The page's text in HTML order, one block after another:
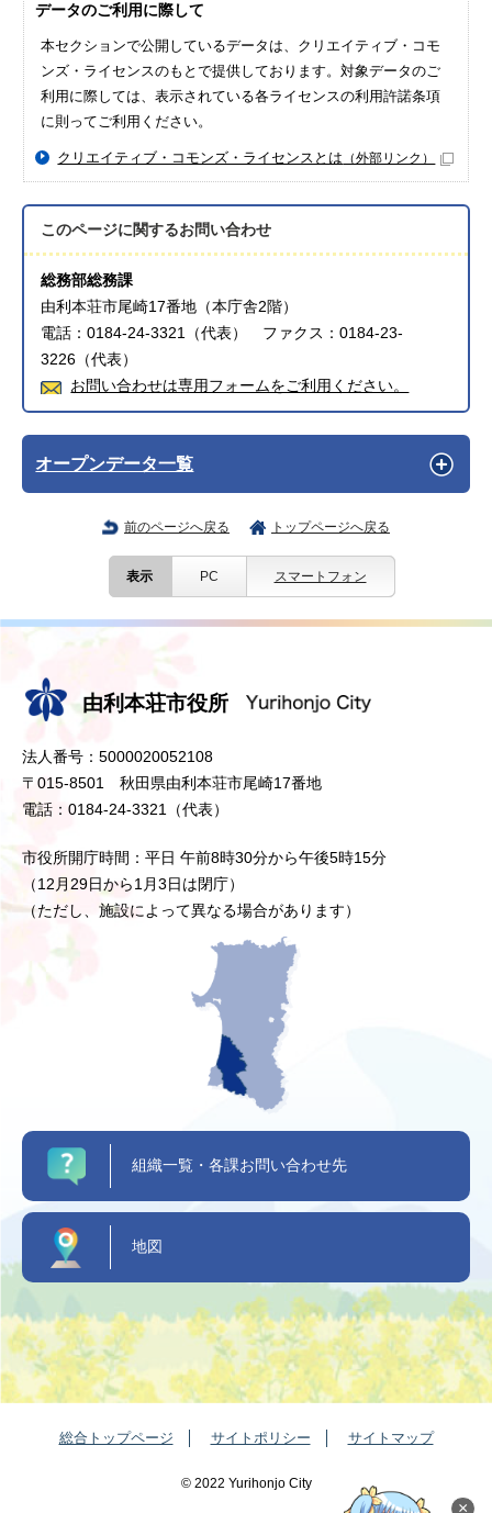
データのご利用に際して
本セクションで公開しているデータは、クリエイティブ・コモ
ンズ・ライセンスのもとで提供しております。対象データのご
利用に際しては、表示されている各ライセンスの利用許諾条項
に則ってご利用ください。
クリエイティブ・コモンズ・ライセンスとは （外部リンク）
このページに関するお問い合わせ
総務部総務課
由利本荘市尾崎17番地（本庁舎2階）
電話：0184-24-3321（代表） ファクス：0184-23-
3226（代表）
お問い合わせは専用フォームをご利用ください。
オープンデータ一覧
前のページへ戻る トップページへ戻る
表示 PC スマートフォン
×
由利本荘市役所
法人番号：5000020052108
〒015-8501 秋田県由利本荘市尾崎17番地
電話：0184-24-3321（代表）
市役所開庁時間：平日 午前8時30分から午後5時15分
（12月29日から1月3日は閉庁）
（ただし、施設によって異なる場合があります）
組織一覧・各課お問い合わせ先
地図
総合トップページ サイトポリシー サイトマップ
©️ 2022 Yurihonjo City